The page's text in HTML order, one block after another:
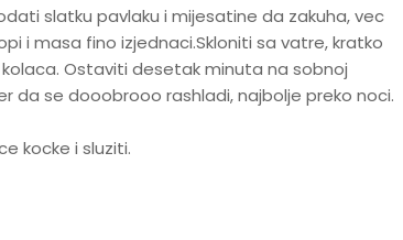
slatku pavlaku i mijesatine da zakuha, vec
i masa fino izjednaci.Skloniti sa vatre, kratko
Ostaviti desetak minuta na sobnoj
da se dooobrooo rashladi, najbolje preko noci.
kocke i sluziti.